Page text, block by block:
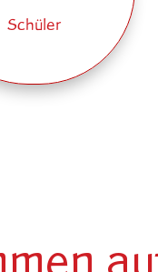
Schüler